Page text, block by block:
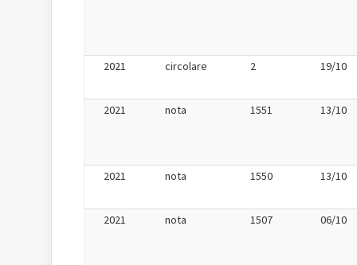
2021 circolare 2 19/10
2021 nota 1551 13/10
2021 nota 1550 13/10
2021 nota 1507 06/10